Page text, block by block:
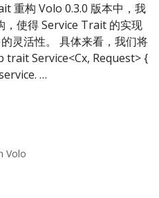
重构 Volo 0.3.0 版本中，我
使得 Service Trait 的实现
灵活性。 具体来看，我们将
Service<Cx, Request> {
…
Volo